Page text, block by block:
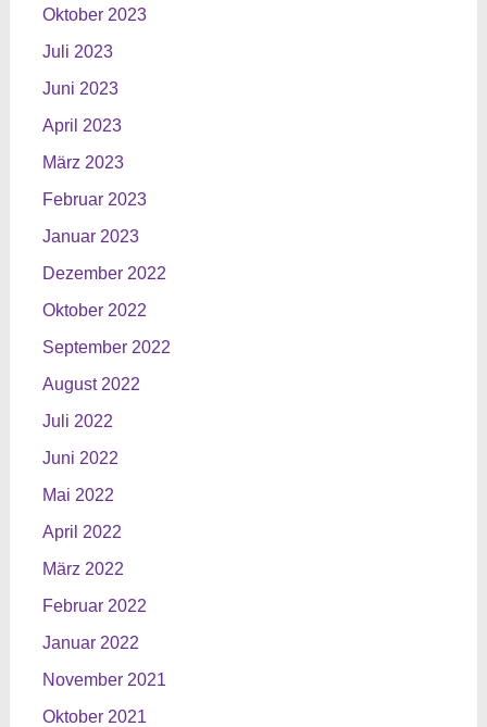
Oktober 2023
Juli 2023
Juni 2023
April 2023
März 2023
Februar 2023
Januar 2023
Dezember 2022
Oktober 2022
September 2022
August 2022
Juli 2022
Juni 2022
Mai 2022
April 2022
März 2022
Februar 2022
Januar 2022
November 2021
Oktober 2021